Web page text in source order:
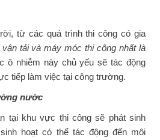
từ các quá trình thi công có gia
tải và máy móc thi công nhất là
ô nhiễm này chủ yếu sẽ tác động
tiếp làm việc tại công trường.
nước
tại khu vực thi công sẽ phát sinh
hoạt có thể tác động đến môi